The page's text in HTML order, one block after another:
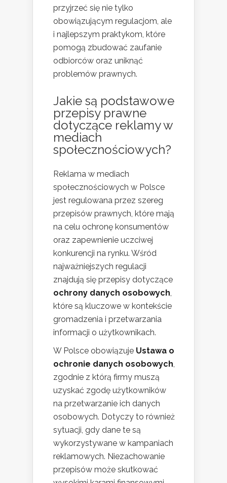
przyjrzeć się nie tylko
obowiązującym regulacjom, ale
i najlepszym praktykom, które
pomogą zbudować zaufanie
odbiorców oraz uniknąć
problemów prawnych.
Jakie są podstawowe
przepisy prawne
dotyczące reklamy w
mediach
społecznościowych?
Reklama w mediach
społecznościowych w Polsce
jest regulowana przez szereg
przepisów prawnych, które mają
na celu ochronę konsumentów
oraz zapewnienie uczciwej
konkurencji na rynku. Wśród
najważniejszych regulacji
znajdują się przepisy dotyczące
ochrony danych osobowych
które są kluczowe w kontekście
gromadzenia i przetwarzania
informacji o użytkownikach.
W Polsce obowiązuje Ustawa o
ochronie danych osobowych
zgodnie z którą firmy muszą
uzyskać zgodę użytkowników
na przetwarzanie ich danych
osobowych. Dotyczy to również
sytuacji, gdy dane te są
wykorzystywane w kampaniach
reklamowych. Niezachowanie
przepisów może skutkować